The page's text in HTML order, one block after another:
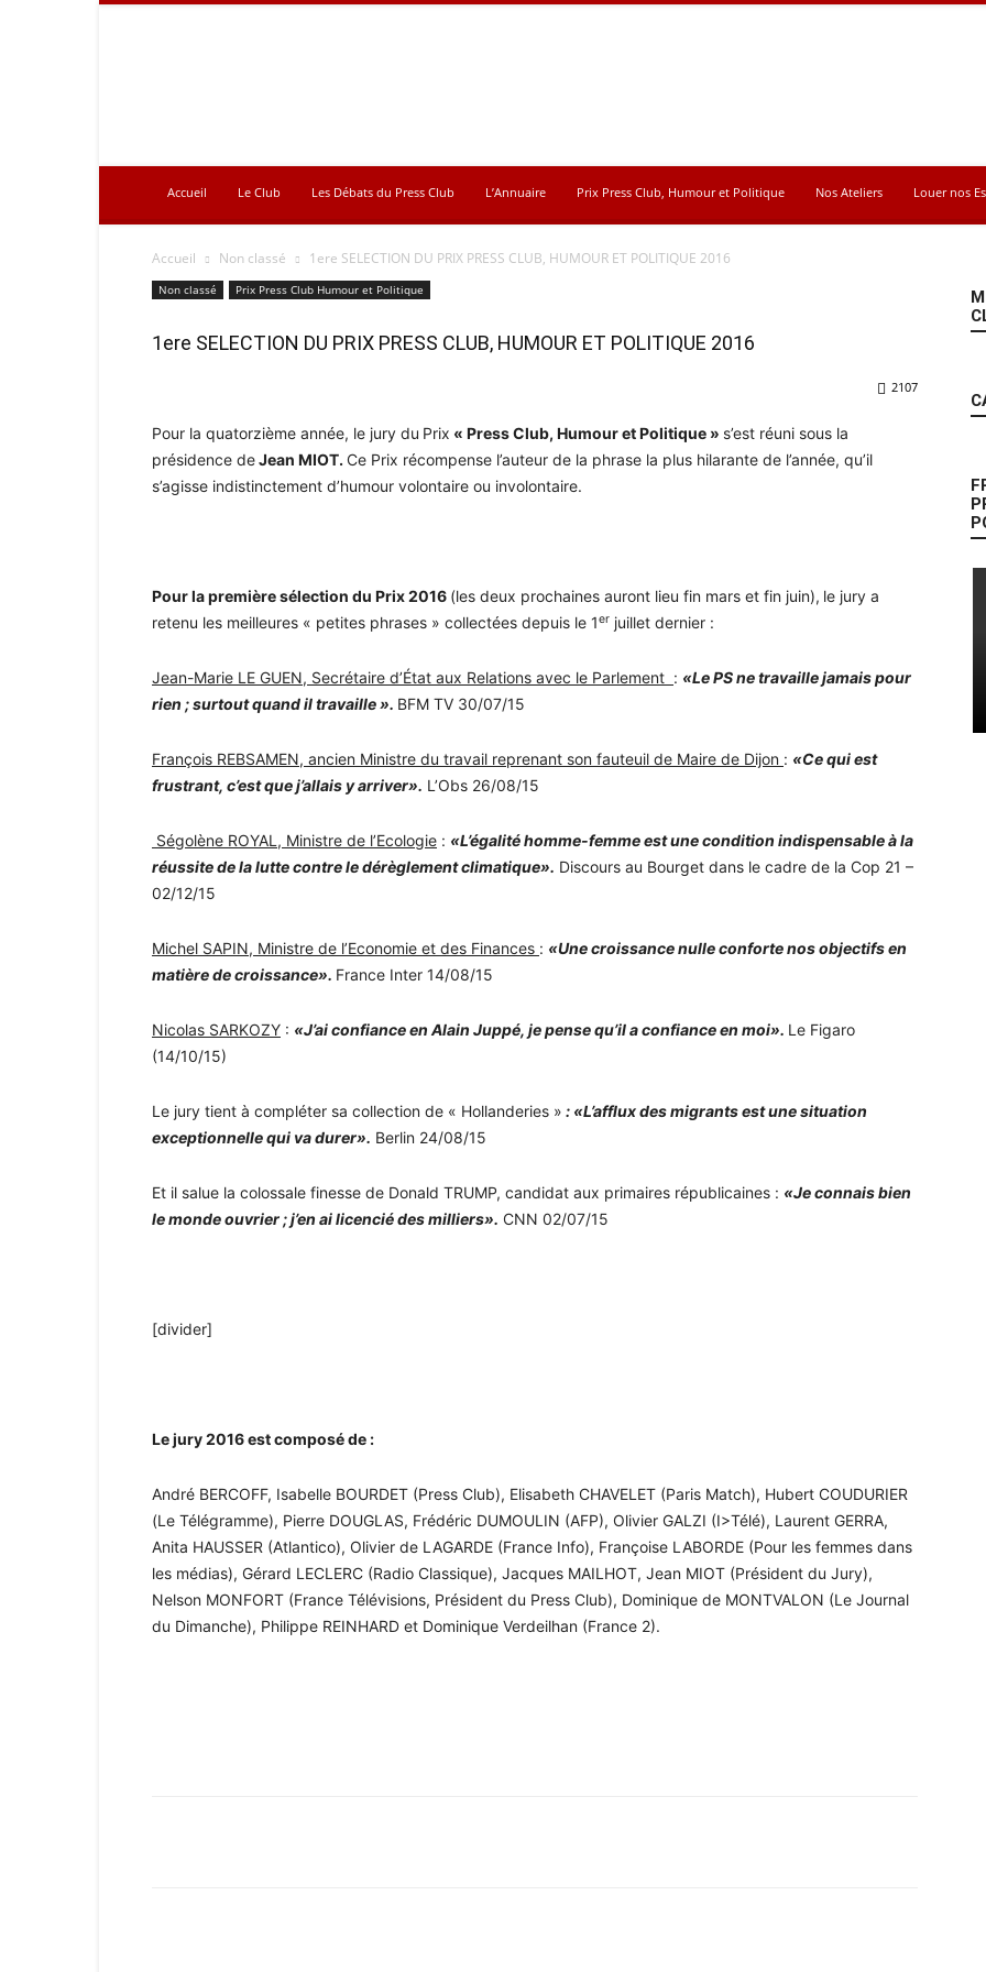
Accueil Le Club Les Débats du Press Club L’Annuaire Prix Press Club, Humour et Politique Nos Ateliers Louer nos
Accueil Non classé 1ere SELECTION DU PRIX PRESS CLUB, HUMOUR ET POLITIQUE 2016
Non classé Prix Press Club Humour et Politique
1ere SELECTION DU PRIX PRESS CLUB, HUMOUR ET POLITIQUE 2016
2107
Pour la quatorzième année, le jury du Prix « Press Club, Humour et Politique » s’est réuni sous la
présidence deJean MIOT. Ce Prix récompense l’auteur de la phrase la plus hilarante de l’année, qu’il
s’agisse indistinctement d’humour volontaire ou involontaire.
Pour la première sélection du Prix 2016 (les deux prochaines auront lieu fin mars et fin juin), le jury a
retenu les meilleures « petites phrases » collectées depuis le 1er juillet dernier :
Jean-Marie LE GUEN, Secrétaire d’État aux Relations avec le Parlement : «Le PS ne travaille jamais pour
rien ; surtout quand il travaille ». BFM TV 30/07/15
François REBSAMEN, ancien Ministre du travail reprenant son fauteuil de Maire de Dijon : «Ce qui est
frustrant, c’est que j’allais y arriver». L’Obs 26/08/15
Ségolène ROYAL, Ministre de l’Ecologie : «L’égalité homme-femme est une condition indispensable à la
réussite de la lutte contre le dérèglement climatique». Discours au Bourget dans le cadre de la Cop 21 –
02/12/15
Michel SAPIN, Ministre de l’Economie et des Finances : «Une croissance nulle conforte nos objectifs en
matière de croissance». France Inter 14/08/15
Nicolas SARKOZY : «J’ai confiance en Alain Juppé, je pense qu’il a confiance en moi». Le Figaro
(14/10/15)
Le jury tient à compléter sa collection de « Hollanderies » : «L’afflux des migrants est une situation
exceptionnelle qui va durer». Berlin 24/08/15
Et il salue la colossale finesse de Donald TRUMP, candidat aux primaires républicaines : «Je connais bien
le monde ouvrier ; j’en ai licencié des milliers». CNN 02/07/15
[divider]
Le jury 2016 est composé de :
André BERCOFF, Isabelle BOURDET (Press Club), Elisabeth CHAVELET (Paris Match), Hubert COUDURIER
(Le Télégramme), Pierre DOUGLAS, Frédéric DUMOULIN (AFP), Olivier GALZI (I>Télé), Laurent GERRA,
Anita HAUSSER (Atlantico), Olivier de LAGARDE (France Info), Françoise LABORDE (Pour les femmes dans
les médias), Gérard LECLERC (Radio Classique), Jacques MAILHOT, Jean MIOT (Président du Jury),
Nelson MONFORT (France Télévisions, Président du Press Club), Dominique de MONTVALON (Le Journal
du Dimanche), Philippe REINHARD et Dominique Verdeilhan (France 2).